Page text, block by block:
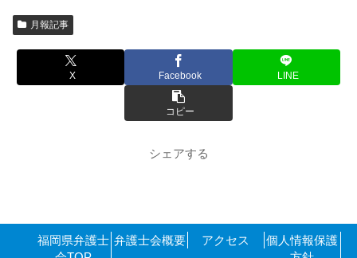
月報記事
X Facebook LINE
コピー
シェアする
福岡県弁護士 弁護士会概要 アクセス
個人情報保護